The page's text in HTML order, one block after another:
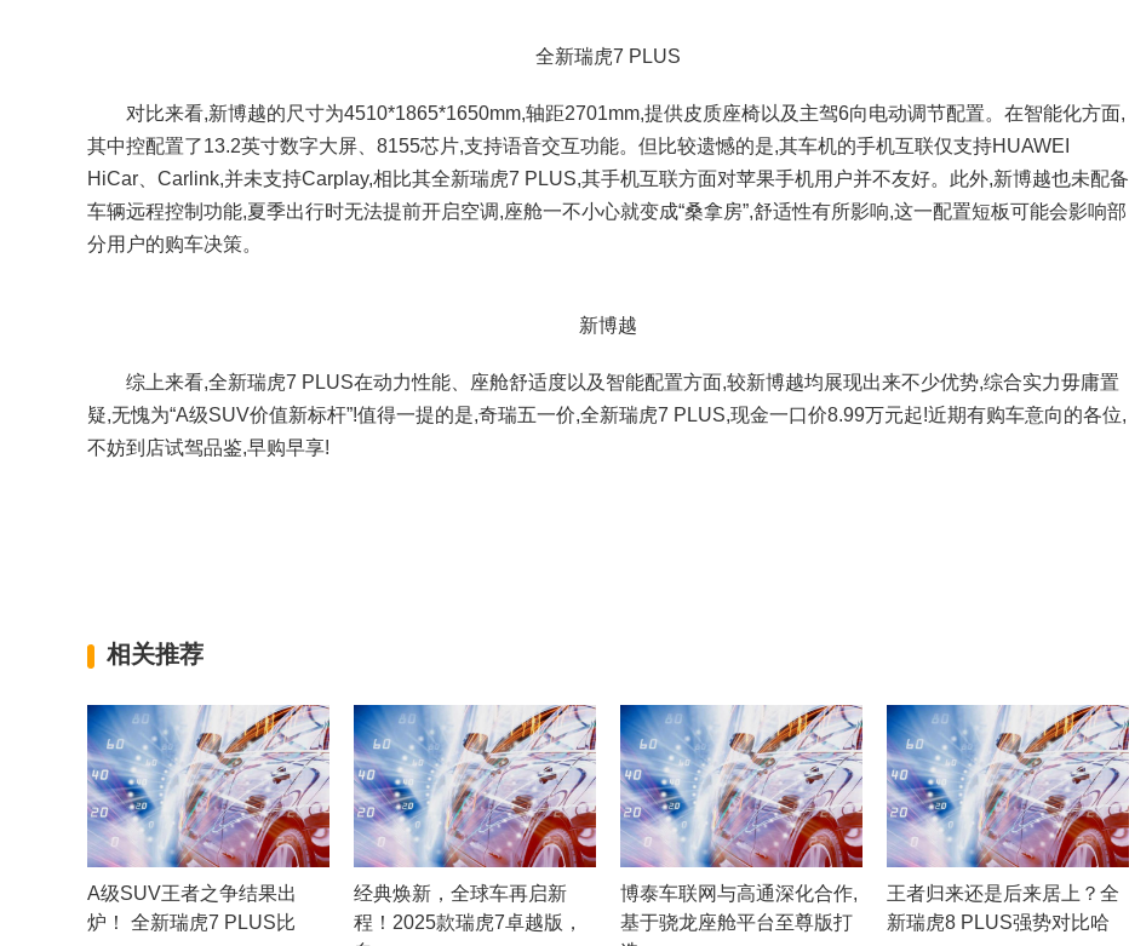
全新瑞虎7 PLUS
对比来看,新博越的尺寸为4510*1865*1650mm,轴距2701mm,提供皮质座椅以及主驾6向电动调节配置。在智能化方面,
其中控配置了13.2英寸数字大屏、8155芯片,支持语音交互功能。但比较遗憾的是,其车机的手机互联仅支持HUAWEI
HiCar、Carlink,并未支持Carplay,相比其全新瑞虎7 PLUS,其手机互联方面对苹果手机用户并不友好。此外,新博越也未配备
车辆远程控制功能,夏季出行时无法提前开启空调,座舱一不小心就变成“桑拿房”,舒适性有所影响,这一配置短板可能会影响部
分用户的购车决策。
新博越
综上来看,全新瑞虎7 PLUS在动力性能、座舱舒适度以及智能配置方面,较新博越均展现出来不少优势,综合实力毋庸置
疑,无愧为“A级SUV价值新标杆”!值得一提的是,奇瑞五一价,全新瑞虎7 PLUS,现金一口价8.99万元起!近期有购车意向的各位,
不妨到店试驾品鉴,早购早享!
相关推荐
A级SUV王者之争结果出
炉！ 全新瑞虎7 PLUS比
经典焕新，全球车再启新
程！2025款瑞虎7卓越版，
博泰车联网与高通深化合作,
基于骁龙座舱平台至尊版打
王者归来还是后来居上？全
新瑞虎8 PLUS强势对比哈